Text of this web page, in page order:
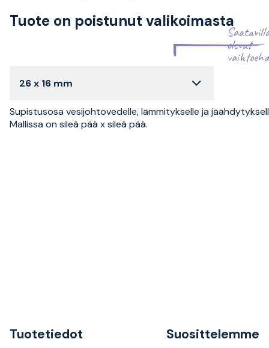
Tuote on poistunut valikoimasta
olevat
26 x 16 mm
Supistusosa vesijohtovedelle, lämmitykselle ja
Mallissa on sileä pää x sileä pää.
Tuotetiedot Suosittelemme